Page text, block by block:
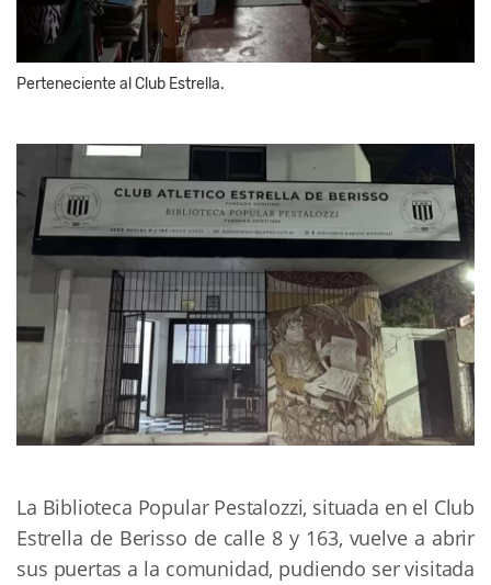
Perteneciente al Club Estrella.
La Biblioteca Popular Pestalozzi, situada en el Club
Estrella de Berisso de calle 8 y 163, vuelve a abrir
sus puertas a la comunidad, pudiendo ser visitada